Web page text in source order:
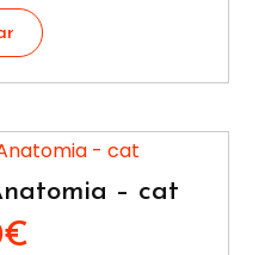
– cat
€